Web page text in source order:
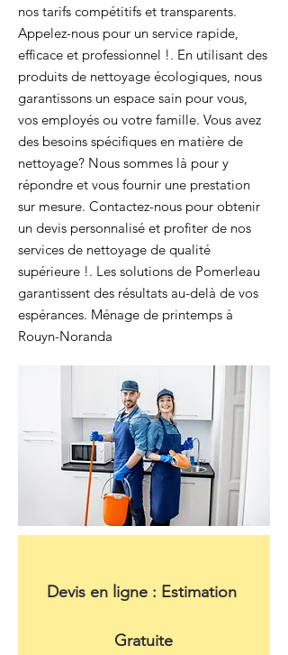
nos tarifs compétitifs et transparents.
Appelez-nous pour un service rapide,
efficace et professionnel !. En utilisant des
produits de nettoyage écologiques, nous
garantissons un espace sain pour vous,
vos employés ou votre famille. Vous avez
des besoins spécifiques en matière de
nettoyage? Nous sommes là pour y
répondre et vous fournir une prestation
sur mesure. Contactez-nous pour obtenir
un devis personnalisé et profiter de nos
services de nettoyage de qualité
supérieure !. Les solutions de Pomerleau
garantissent des résultats au-delà de vos
espérances. Ménage de printemps à
Rouyn-Noranda
Devis en ligne : Estimation
Gratuite